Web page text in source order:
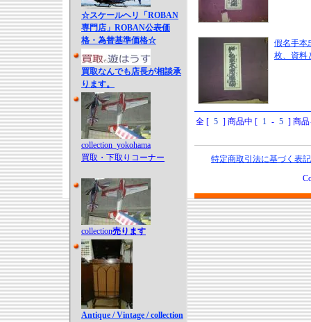
☆スケールヘリ「ROBAN
専門店」ROBAN公表価
格・為替基準価格☆
買取なんでも店長が相談承
ります。
collection_yokohama
買取・下取りコーナー
collection売ります
Antique / Vintage / collection
假名手本
枚、資料
全 [ 5 ] 商品中 [ 1 - 5 ] 商
特定商取引法に基づく表記